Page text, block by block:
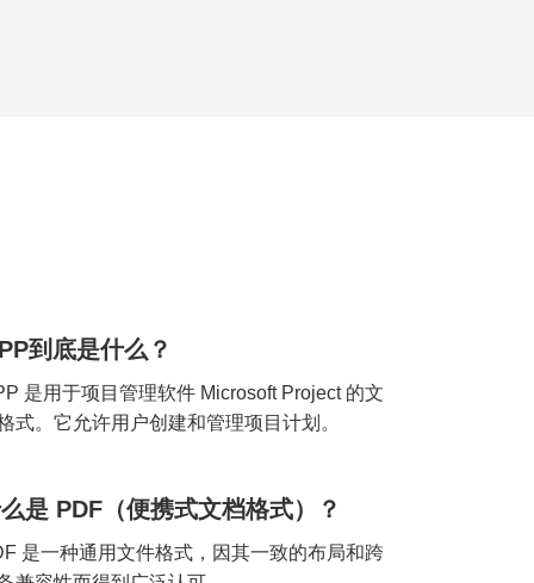
到底是什么？
是用于项目管理软件 Microsoft Project 的文
式。它允许用户创建和管理项目计划。
是 PDF（便携式文档格式）？
是一种通用文件格式，因其一致的布局和跨